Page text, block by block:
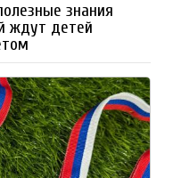
знания
ждут детей